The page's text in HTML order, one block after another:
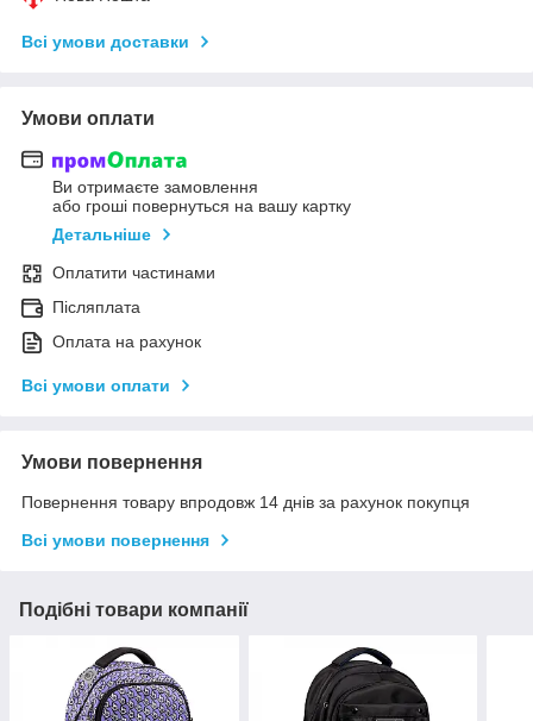
Всі умови доставки
Умови оплати
Ви отримаєте замовлення
або гроші повернуться на вашу картку
Детальніше
Оплатити частинами
Післяплата
Оплата на рахунок
Всі умови оплати
Умови повернення
Повернення товару впродовж 14 днів за рахунок покупця
Всі умови повернення
Подібні товари компанії